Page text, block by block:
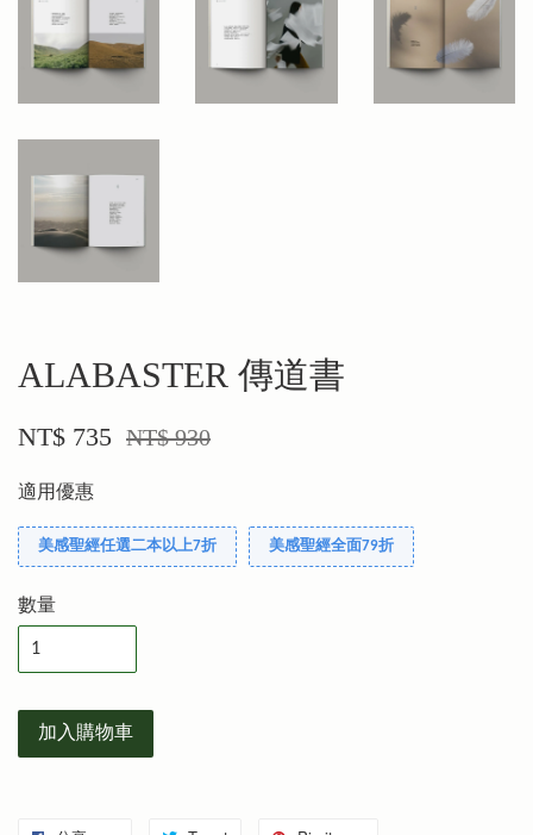
ALABASTER 傳道書
NT$ 735 NT$ 930
適用優惠
美感聖經任選二本以上7折 美感聖經全面79折
數量
加入購物車